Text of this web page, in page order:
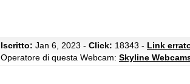
Iscritto: Jan 6, 2023 - Click: 18343 - Link
Operatore di questa Webcam: Skyline